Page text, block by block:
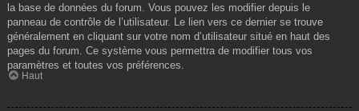
la base de données du forum. Vous pouvez les modifier depuis le
panneau de contrôle de l’utilisateur. Le lien vers ce dernier se trouve
généralement en cliquant sur votre nom d’utilisateur situé en haut des
pages du forum. Ce système vous permettra de modifier tous vos
paramètres et toutes vos préférences.
Haut